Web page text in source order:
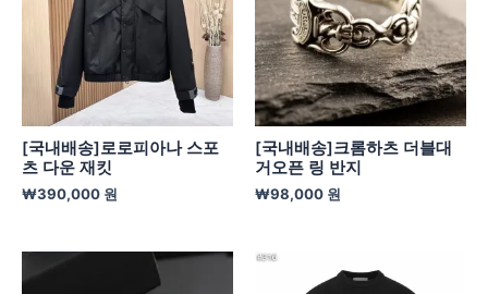
[국내배송]로로피아나 스포
츠 다운 재킷
₩390,000 원
[국내배송]크롬하츠 더블대
거오픈 링 반지
₩98,000 원